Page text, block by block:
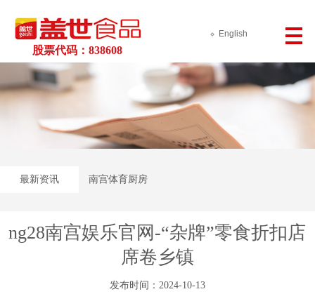
股票代码：838608
English
最新资讯 南宫体育厨房
ng28南宫娱乐官网-“杂牌”零食折扣店
席卷乡镇
发布时间：2024-10-13